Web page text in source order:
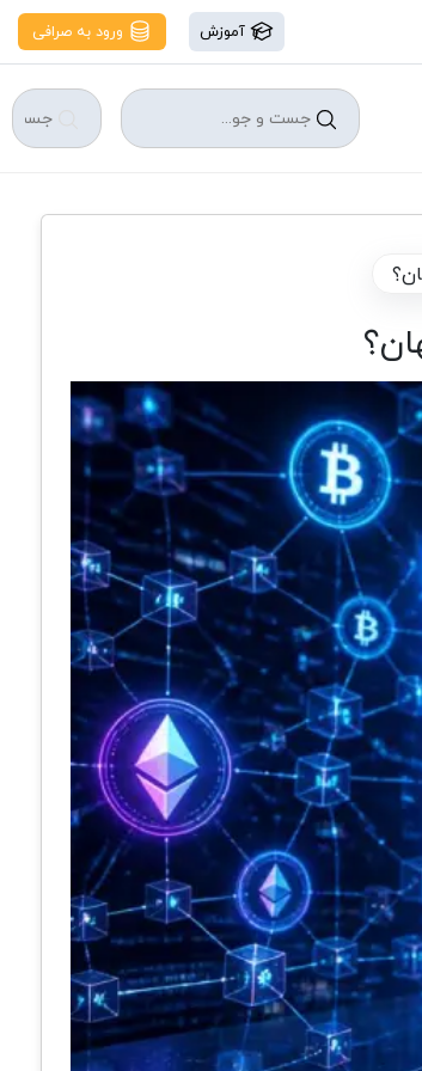
آموزش ورود به صرافی